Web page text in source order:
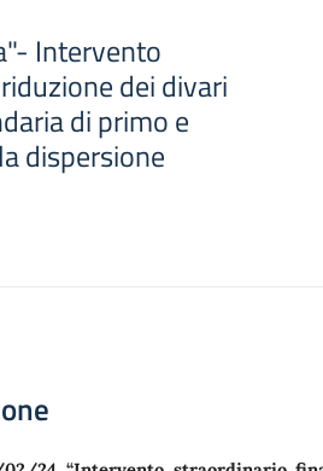
Intervento
dei divari
di primo e
dispersione